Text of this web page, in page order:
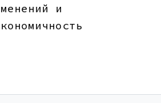
и